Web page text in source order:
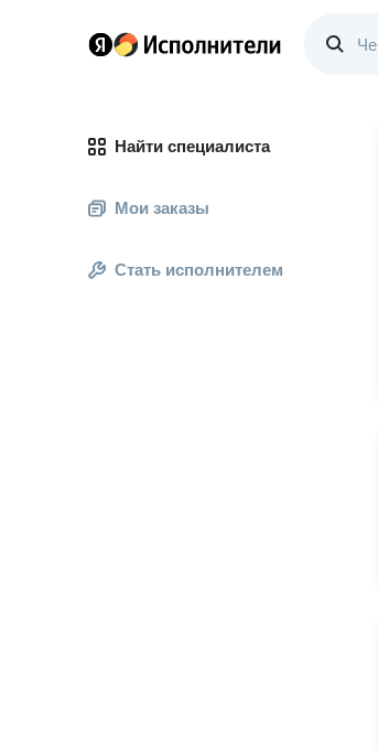
Найти специалиста
Мои заказы
Стать исполнителем